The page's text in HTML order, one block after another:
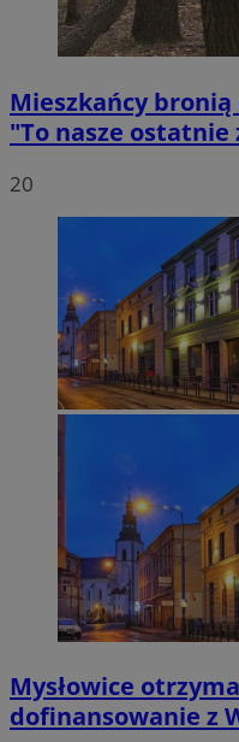
Mieszkańcy
"To nasze
20
Mysłowice
dofinansowanie z